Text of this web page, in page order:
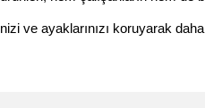
ve ayaklarınızı koruyarak